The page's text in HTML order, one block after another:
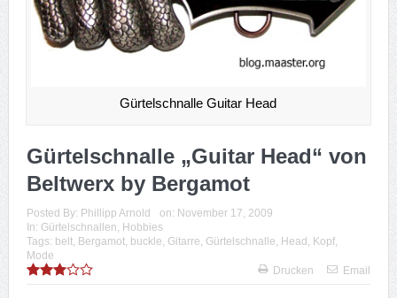
Gürtelschnalle Guitar Head
Gürtelschnalle „Guitar Head“ von
Beltwerx by Bergamot
Posted By: Phillipp Arnold on: November 17, 2009
In: Gürtelschnallen, Hobbies
Tags: belt, Bergamot, buckle, Gitarre, Gürtelschnalle, Head , Kopf,
Mode
Drucken
Email